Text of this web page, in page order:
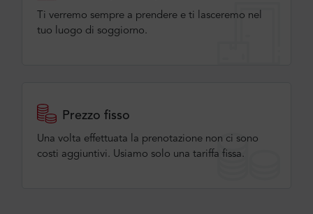
Ti verremo sempre a prendere e ti lasceremo nel
tuo luogo di soggiorno.
Prezzo fisso
Una volta effettuata la prenotazione non ci sono
costi aggiuntivi. Usiamo solo una tariffa fissa.